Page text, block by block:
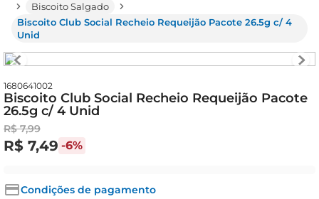
Biscoito Salgado
Biscoito Club Social Recheio Requeijão Pacote 26.5g c/ 4
Unid
1680641002
Biscoito Club Social Recheio Requeijão Pacote
26.5g c/ 4 Unid
R$ 7,99
R$ 7,49 -6%
Condições de pagamento
leite
azeite
biscoito
arroz